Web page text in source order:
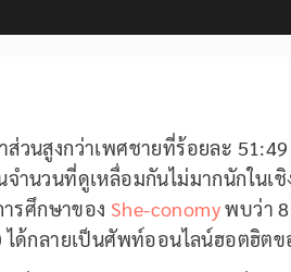
วนสูงกว่าเพศชายที่ร้อยละ
จำนวนที่ดูเหลื่อมกันไม่มากนักในเ
รศึกษาของ She-conomyพบว่า
ได้กลายเป็นศัพท์ออนไลน์ฮอตฮิต